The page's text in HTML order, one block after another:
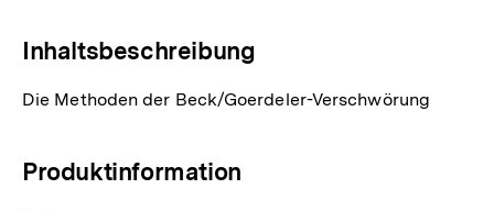
Inhaltsbeschreibung
Die Methoden der Beck/Goerdeler-Verschwörung
Produktinformation